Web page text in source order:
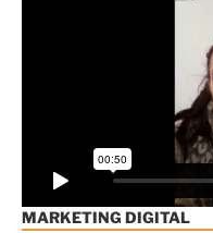
MARKETING DIGITAL